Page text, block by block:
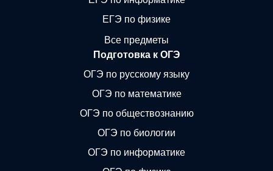
ЕГЭ по физике
Все предметы
Подготовка к ОГЭ
ОГЭ по русскому языку
ОГЭ по математике
ОГЭ по обществознанию
ОГЭ по биологии
ОГЭ по информатике